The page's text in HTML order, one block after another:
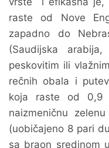
raste od Nove
zapadno do
(Saudijska
peskovitim ili
rečnih obala i
koja raste od
naizmeničnu
(uobičajeno 8 pari
sa braon sredinom